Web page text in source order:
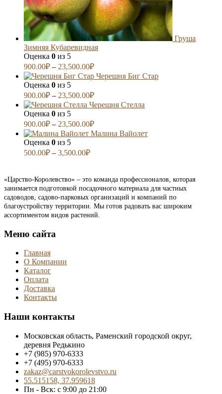
Груша
Зимняя Кубаревидная
Оценка 0 из 5
900.00₽ – 23,500.00₽
Черешня Биг Стар
Оценка 0 из 5
900.00₽ – 23,500.00₽
Черешня Стелла
Оценка 0 из 5
900.00₽ – 23,500.00₽
Малина Вайолет
Оценка 0 из 5
500.00₽ – 3,500.00₽
«Царство-Королевство» – это команда профессионалов, которая
занимается подготовкой посадочного материала для частных
садоводов, садово-парковых организаций и компаний по
благоустройству территории. Мы готов радовать вас широким
ассортиментом видов растений.
Меню сайта
Главная
О Компании
Каталог
Оплата
Доставка
Контакты
Наши контакты
Московская область, Раменский городской округ,
деревня Редькино
+7 (985) 970-6333
+7 (495) 970-6333
zakaz@carstvokorolevstvo.ru
55.515158, 37.959618
Пн - Вск: с 9:00 до 21:00